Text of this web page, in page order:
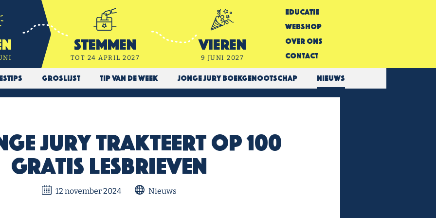
Groslijst Tip van de week Jonge Jury Boekgenootschap Nieuws
Stemmen
TOT 24 APRIL 2027
Vieren
9 JUNI 2027
Educatie
Webshop
Over Ons
Contact
Jury trakteert op 100
gratis lesbrieven
12 november 2024 Nieuws